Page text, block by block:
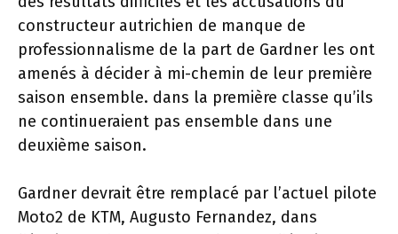
constructeur autrichien de manque de
professionnalisme de la part de Gardner les ont
amenés à décider à mi-chemin de leur première
saison ensemble. dans la première classe qu’ils
ne continueraient pas ensemble dans une
deuxième saison.
Gardner devrait être remplacé par l’actuel pilote
Moto2 de KTM, Augusto Fernandez, dans